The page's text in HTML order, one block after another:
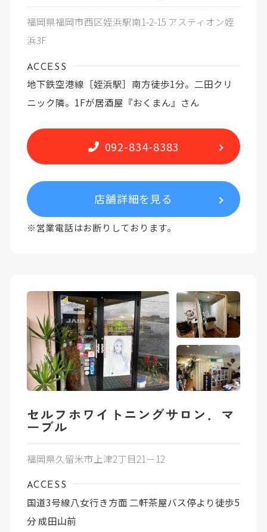
福岡県福岡市西区姪浜駅南1-2-15 アスティオン姪
浜3F
ACCESS
地下鉄空港線［姪浜駅］南方徒歩1分。二田クリ
ニック隣。1Fが居酒屋『おくまん』さん
092-834-8383
店舗詳細を見る
※営業電話はお断りしております。
セルフホワイトニングサロン．マ
ーブル
福岡県久留米市上津2丁目21－12
ACCESS
国道3号線八女行き方面 二軒茶屋バス停より徒歩5
分 成田山前